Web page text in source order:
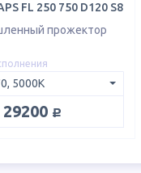
FL 250 750 D120 S8
прожектор
29200 руб.